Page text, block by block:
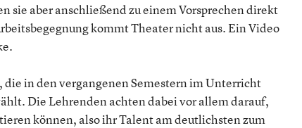
sie aber anschließend zu einem Vorsprechen direkt
kommt Theater nicht aus. Ein Video
in den vergangenen Semestern im Unterricht
Die Lehrenden achten dabei vor allem darauf,
können, also ihr Talent am deutlichsten zum